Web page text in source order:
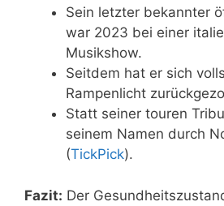
Sein letzter bekannter
war 2023 bei einer
Musikshow.
Seitdem hat er sich
Rampenlicht
Statt seiner touren
seinem Namen durch
(TickPick).
Fazit: Der